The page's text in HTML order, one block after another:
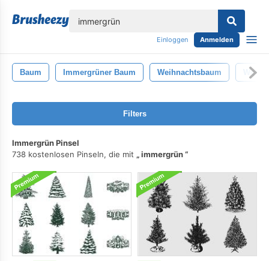
Einloggen Anmelden
Baum Immergrüner Baum Weihnachtsbaum
Filters
Immergrün Pinsel
738 kostenlosen Pinseln, die mit
immergrün